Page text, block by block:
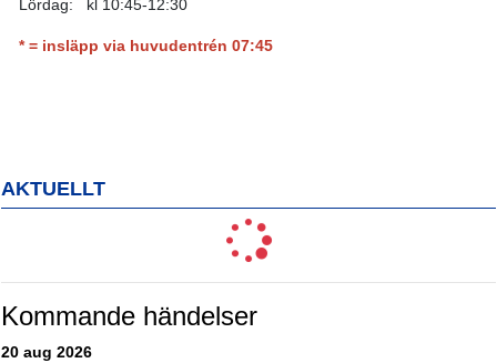
AKTUELLT
Kommande händelser
20 aug 2026
Lördag: kl 10:45-12:30
* = insläpp via huvudentrén 07:45